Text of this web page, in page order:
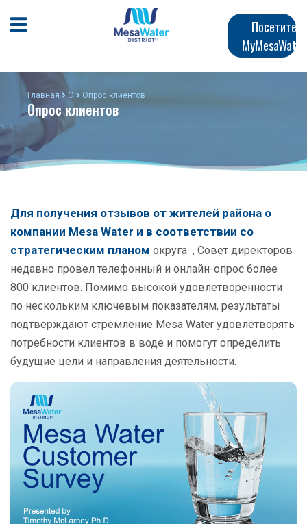
Главная
Открыть мобильное меню
Посетите
MyMesaWater
Главная О Опрос клиентов
Опрос клиентов
Для получения отзывов от жителей района о
компании Mesa Water и в соответствии со
стратегическим планом округа , Совет директоров
недавно провел телефонный и онлайн-опрос более
800 клиентов. Помимо высокой удовлетворенности
по нескольким ключевым показателям, результаты
подтверждают стремление Mesa Water удовлетворять
потребности клиентов в воде и помогут определить
будущие цели и направления деятельности.